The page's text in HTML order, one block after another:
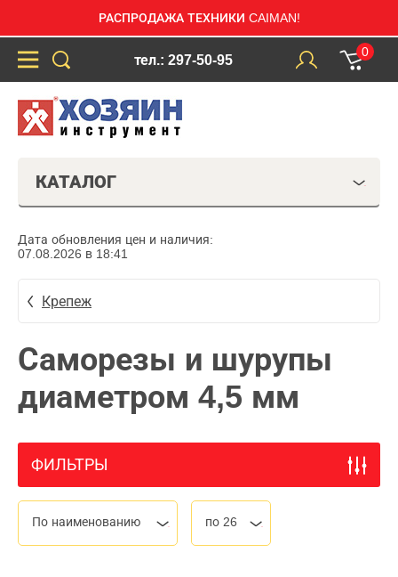
РАСПРОДАЖА ТЕХНИКИ CAIMAN!
тел.: 297-50-95
0
КАТАЛОГ
Дата обновления цен и наличия:
07.08.2026 в 18:41
Крепеж
Саморезы и шурупы
диаметром 4,5 мм
ФИЛЬТРЫ
По наименованию по 26